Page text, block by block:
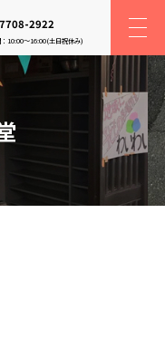
2922
10:00〜16:00(土日祝休み)